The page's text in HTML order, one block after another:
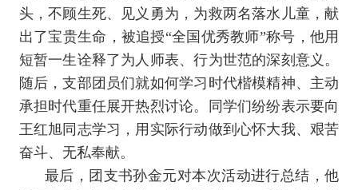
头，不顾生死、见义勇为，为救两名落水儿童，献
出了宝贵生命，被追授“全国优秀教师”称号，他用
短暂一生诠释了为人师表、行为世范的深刻意义。
随后，支部团员们就如何学习时代楷模精神、主动
承担时代重任展开热烈讨论。同学们纷纷表示要向
王红旭同志学习，用实际行动做到心怀大我、艰苦
奋斗、无私奉献。
最后，团支书孙金元对本次活动进行总结，他